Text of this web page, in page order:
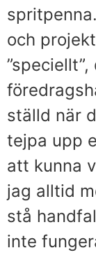
och
ställd när
tejpa upp
att kunna
jag alltid
stå
inte